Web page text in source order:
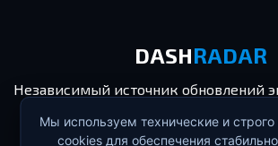
DASHRADAR
Независимый источник обновлений
Мы используем технические и
cookies для обеспечения